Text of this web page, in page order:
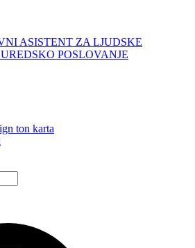
ASISTENT ZA LJUDSKE
POSLOVANJE
ton karta